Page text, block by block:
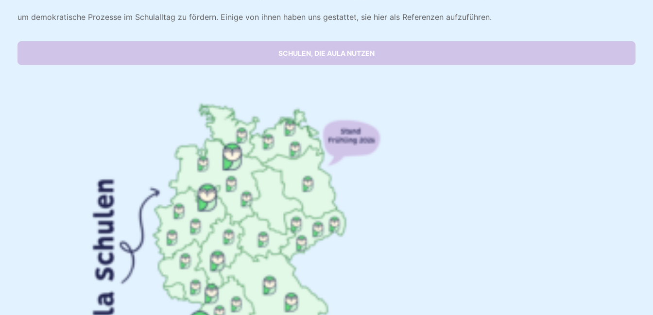
um demokratische Prozesse im Schulalltag zu fördern. Einige von ihnen haben uns gestattet, sie hier als Referenzen aufzuführen.
SCHULEN, DIE AULA NUTZEN